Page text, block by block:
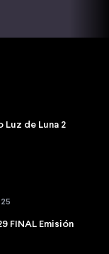
Luz de Luna 2
FINAL Emisión